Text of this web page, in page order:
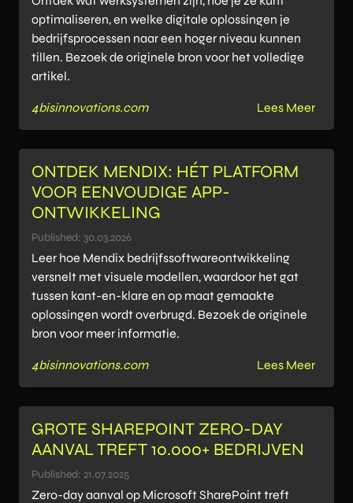
optimaliseren, en welke digitale oplossingen je
bedrijfsprocessen naar een hoger niveau kunnen
tillen. Bezoek de originele bron voor het volledige
artikel.
4bisinnovations.com Lees Meer
ONTDEK MENDIX: HÉT PLATFORM
VOOR EENVOUDIGE APP-
ONTWIKKELING
Published: 30.03.2026
Leer hoe Mendix bedrijfssoftwareontwikkeling
versnelt met visuele modellen, waardoor het gat
tussen kant-en-klare en op maat gemaakte
oplossingen wordt overbrugd. Bezoek de originele
bron voor meer informatie.
4bisinnovations.com Lees Meer
GROTE SHAREPOINT ZERO-DAY
AANVAL TREFT 10.000+ BEDRIJVEN
Published: 21.07.2025
Zero-day aanval op Microsoft SharePoint treft